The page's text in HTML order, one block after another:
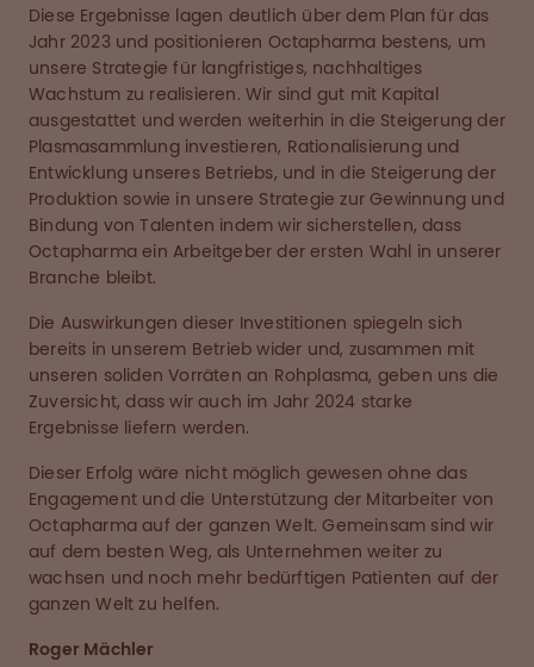
Diese Ergebnisse lagen deutlich über dem Plan für das
Jahr 2023 und positionieren Octapharma bestens, um
unsere Strategie für langfristiges, nachhaltiges
Wachstum zu realisieren. Wir sind gut mit Kapital
ausgestattet und werden weiterhin in die Steigerung der
Plasmasammlung investieren, Rationalisierung und
Entwicklung unseres Betriebs, und in die Steigerung der
Produktion sowie in unsere Strategie zur Gewinnung und
Bindung von Talenten indem wir sicherstellen, dass
Octapharma ein Arbeitgeber der ersten Wahl in unserer
Branche bleibt.
Die Auswirkungen dieser Investitionen spiegeln sich
bereits in unserem Betrieb wider und, zusammen mit
unseren soliden Vorräten an Rohplasma, geben uns die
Zuversicht, dass wir auch im Jahr 2024 starke
Ergebnisse liefern werden.
Dieser Erfolg wäre nicht möglich gewesen ohne das
Engagement und die Unterstützung der Mitarbeiter von
Octapharma auf der ganzen Welt. Gemeinsam sind wir
auf dem besten Weg, als Unternehmen weiter zu
wachsen und noch mehr bedürftigen Patienten auf der
ganzen Welt zu helfen.
Roger Mächler